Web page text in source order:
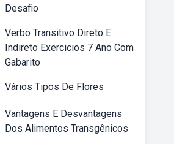
Desafio
Verbo Transitivo Direto E
Indireto Exercicios 7 Ano Com
Gabarito
Vários Tipos De Flores
Vantagens E Desvantagens
Dos Alimentos Transgênicos